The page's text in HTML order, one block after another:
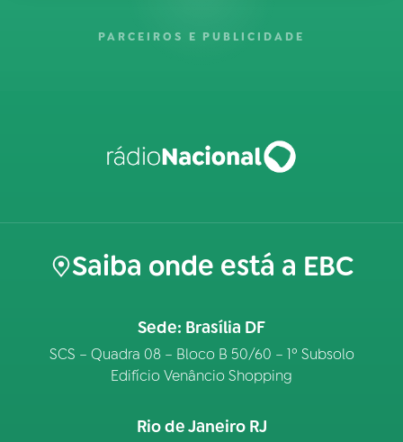
PARCEIROS E PUBLICIDADE
Saiba onde está a EBC
Sede: Brasília DF
SCS – Quadra 08 – Bloco B 50/60 – 1º Subsolo
Edifício Venâncio Shopping
Rio de Janeiro RJ